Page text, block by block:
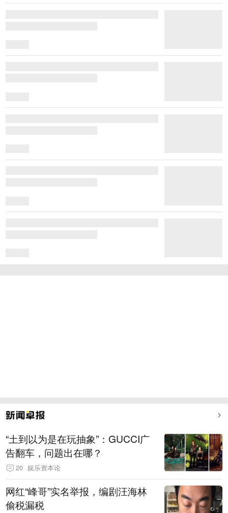
“土到以为是在玩抽象”：GUCCI广
告翻车，问题出在哪？
20 娱乐资本论
网红“峰哥”实名举报，编剧汪海林
偷税漏税